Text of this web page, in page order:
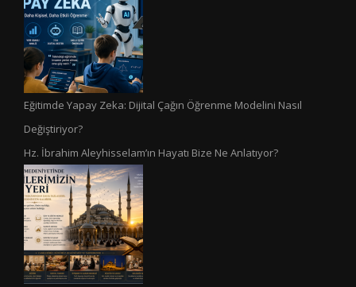
Eğitimde Yapay Zeka: Dijital Çağın Öğrenme Modelini Nasıl
Değiştiriyor?
Hz. İbrahim Aleyhisselam’ın Hayatı Bize Ne Anlatıyor?